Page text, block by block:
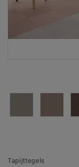
Tapijttegels